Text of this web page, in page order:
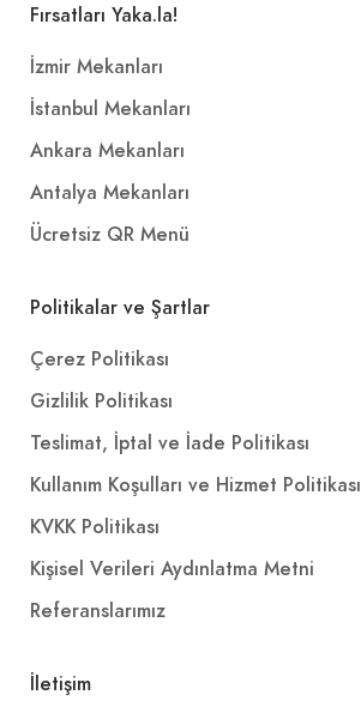
Fırsatları Yaka.la!
İzmir Mekanları
İstanbul Mekanları
Ankara Mekanları
Antalya Mekanları
Ücretsiz QR Menü
Politikalar ve Şartlar
Çerez Politikası
Gizlilik Politikası
Teslimat, İptal ve İade Politikası
Kullanım Koşulları ve Hizmet Politikası
KVKK Politikası
Kişisel Verileri Aydınlatma Metni
Referanslarımız
İletişim